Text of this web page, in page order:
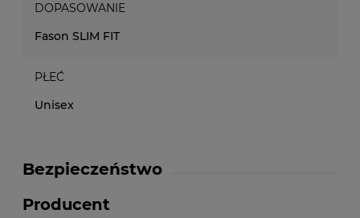
DOPASOWANIE
Fason SLIM FIT
PŁEĆ
Unisex
Bezpieczeństwo
Producent